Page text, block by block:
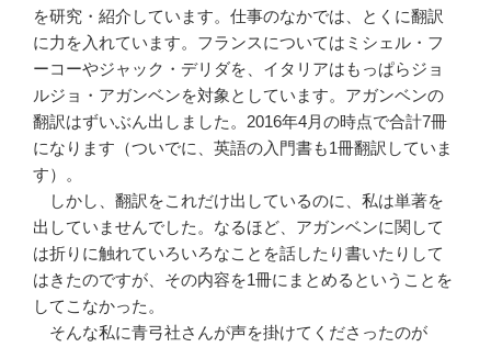
を研究・紹介しています。仕事のなかでは、とくに翻訳
に力を入れています。フランスについてはミシェル・フ
ーコーやジャック・デリダを、イタリアはもっぱらジョ
ルジョ・アガンベンを対象としています。アガンベンの
翻訳はずいぶん出しました。2016年4月の時点で合計7冊
になります（ついでに、英語の入門書も1冊翻訳していま
す）。
しかし、翻訳をこれだけ出しているのに、私は単著を
出していませんでした。なるほど、アガンベンに関して
は折りに触れていろいろなことを話したり書いたりして
はきたのですが、その内容を1冊にまとめるということを
してこなかった。
そんな私に青弓社さんが声を掛けてくださったのが